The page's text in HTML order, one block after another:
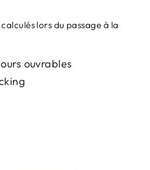
calculés lors du passage à la
ouvrables